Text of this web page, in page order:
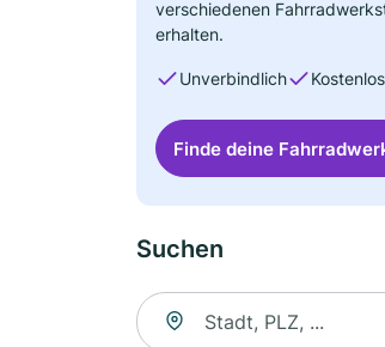
verschiedenen
erhalten.
Unverbindlich Kostenlos
Finde deine
Suchen
Suche nach Ort